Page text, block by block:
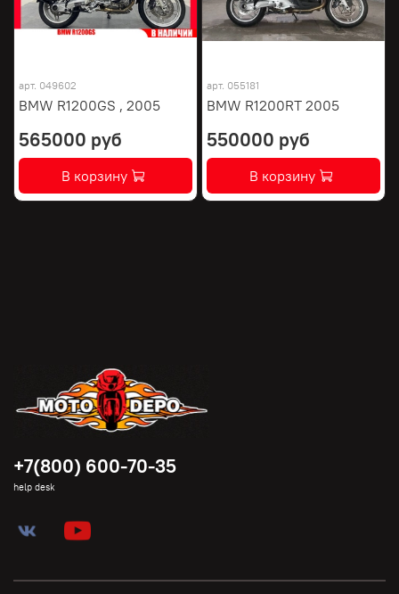
арт. 049602
BMW R1200GS , 2005
565000 руб
В корзину
арт. 055181
BMW R1200RT 2005
550000 руб
В корзину
+7(800) 600-70-35
help desk